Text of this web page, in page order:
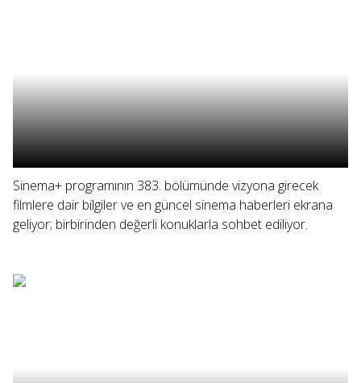
Sinema+ programının 383. bölümünde vizyona girecek
filmlere dair bilgiler ve en güncel sinema haberleri ekrana
geliyor; birbirinden değerli konuklarla sohbet ediliyor.